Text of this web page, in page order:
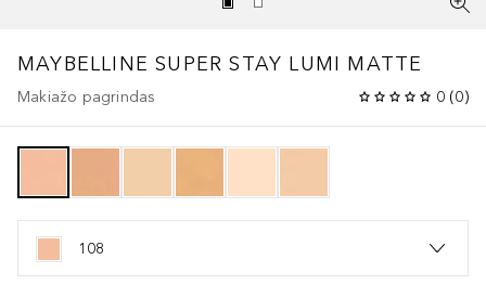
MAYBELLINE SUPER STAY LUMI MATTE
Makiažo pagrindas 0 (0)
108